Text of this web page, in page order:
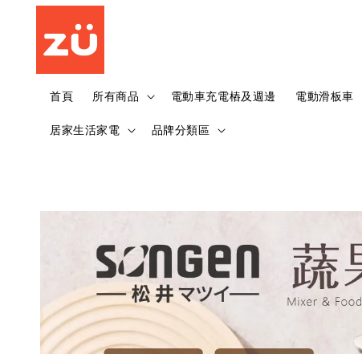
首頁 所有商品 電動車充電樁及週邊 電動滑板車
居家生活家電 品牌分類區